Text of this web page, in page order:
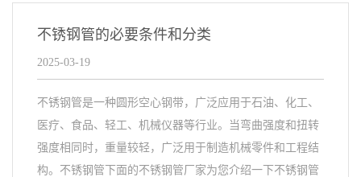
不锈钢管的必要条件和分类
2025-03-19
不锈钢管是一种圆形空心钢带，广泛应用于石油、化工、
医疗、食品、轻工、机械仪器等行业。当弯曲强度和扭转
强度相同时，重量较轻，广泛用于制造机械零件和工程结
构。不锈钢管下面的不锈钢管厂家为您介绍一下不锈钢管